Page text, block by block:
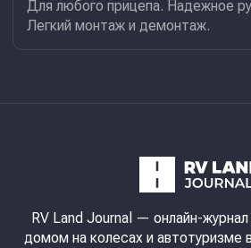
Для любого прицепа. Надежное
Легкий монтаж и демонтаж.
RV Land Journal — онлайн-
домом на колесах и автотуризме